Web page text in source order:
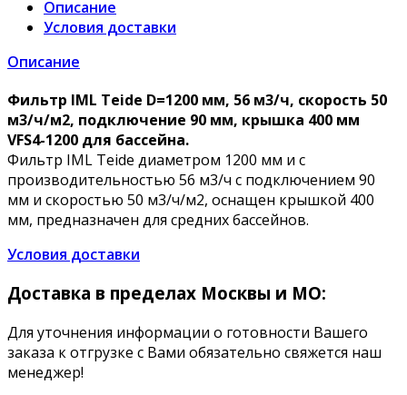
Описание
Условия доставки
Описание
Фильтр IML Teide D=1200 мм, 56 м3/ч, скорость 50
м3/ч/м2, подключение 90 мм, крышка 400 мм
VFS4-1200 для бассейна.
Фильтр IML Teide диаметром 1200 мм и с
производительностью 56 м3/ч с подключением 90
мм и скоростью 50 м3/ч/м2, оснащен крышкой 400
мм, предназначен для средних бассейнов.
Условия доставки
Доставка в пределах Москвы и МО:
Для уточнения информации о готовности Вашего
заказа к отгрузке с Вами обязательно свяжется наш
менеджер!